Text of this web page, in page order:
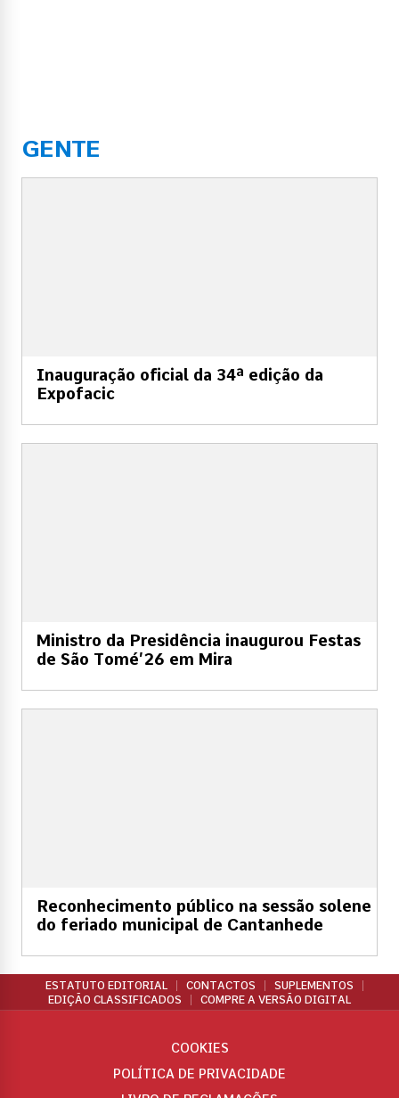
GENTE
Inauguração oficial da 34ª edição da
Expofacic
Ministro da Presidência inaugurou Festas
de São Tomé’26 em Mira
Reconhecimento público na sessão solene
do feriado municipal de Cantanhede
ESTATUTO EDITORIAL CONTACTOS
SUPLEMENTOS
EDIÇÃO CLASSIFICADOS
COMPRE A VERSÃO DIGITAL
COOKIES
POLÍTICA DE PRIVACIDADE